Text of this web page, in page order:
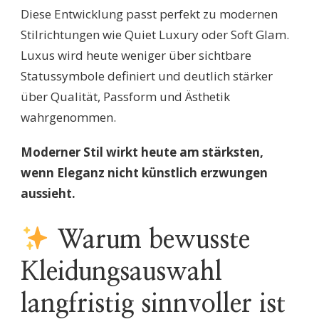
Diese Entwicklung passt perfekt zu modernen
Stilrichtungen wie Quiet Luxury oder Soft Glam.
Luxus wird heute weniger über sichtbare
Statussymbole definiert und deutlich stärker
über Qualität, Passform und Ästhetik
wahrgenommen.
Moderner Stil wirkt heute am stärksten,
wenn Eleganz nicht künstlich erzwungen
aussieht.
Warum bewusste
Kleidungsauswahl
langfristig sinnvoller ist